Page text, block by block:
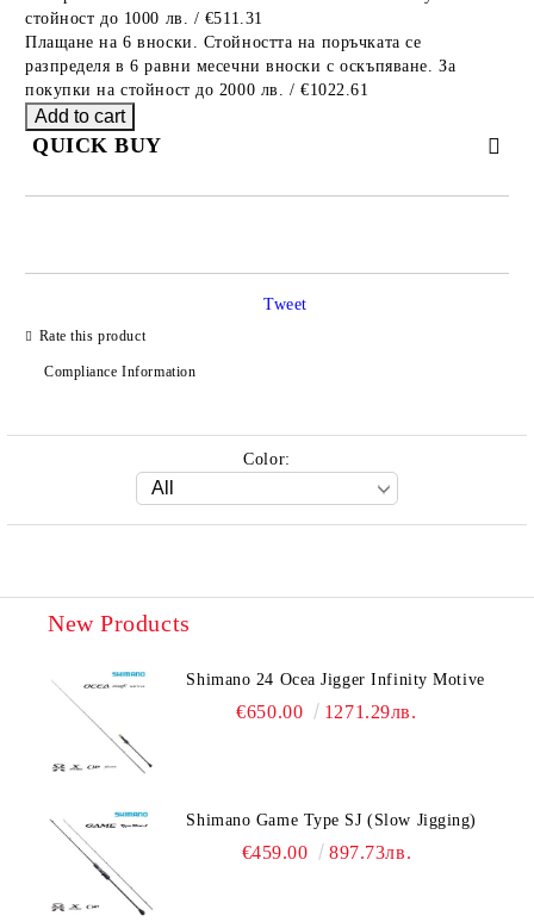
стойност до 1000 лв. / €511.31
Плащане на 6 вноски. Стойността на поръчката се
разпределя в 6 равни месечни вноски с оскъпяване. За
покупки на стойност до 2000 лв. / €1022.61
QUICK BUY
We will contact you to finalize the order
Rate this product
Compliance Information
Tweet
Color:
New Products
Shimano 24 Ocea Jigger Infinity Motive
€650.00 1271.29лв.
Shimano Game Type SJ (Slow Jigging)
€459.00 897.73лв.